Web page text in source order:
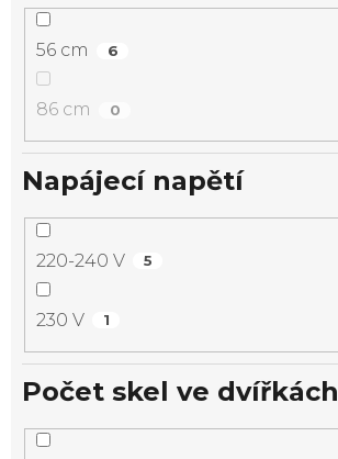
56 cm 6
86 cm 0
Napájecí napětí
220-240 V 5
230 V 1
Počet skel ve dvířkách